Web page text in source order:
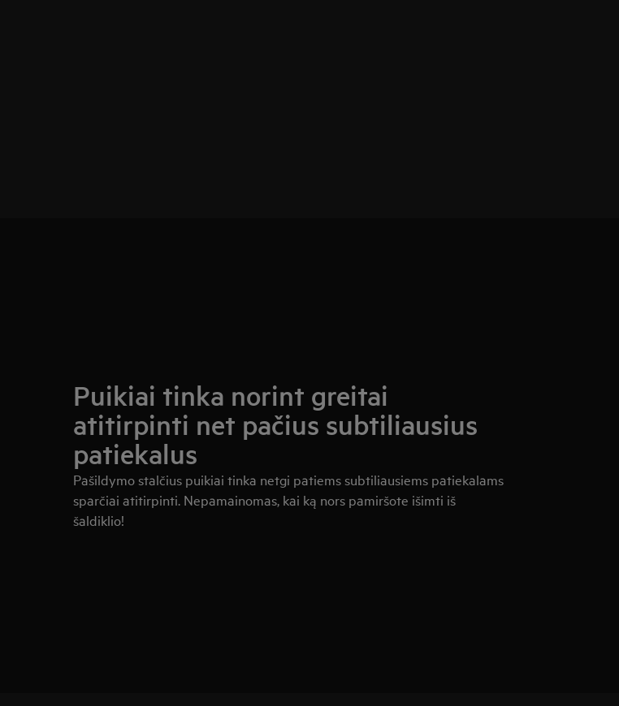
Puikiai tinka norint greitai
atitirpinti net pačius subtiliausius
patiekalus
Pašildymo stalčius puikiai tinka netgi patiems subtiliausiems patiekalams
sparčiai atitirpinti. Nepamainomas, kai ką nors pamiršote išimti iš
šaldiklio!